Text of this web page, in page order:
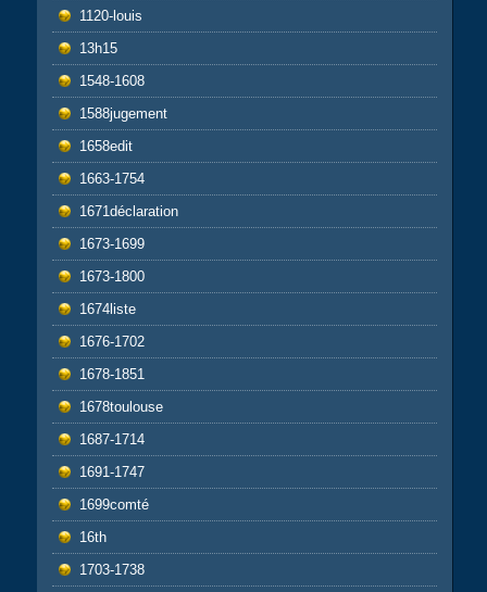
1120-louis
13h15
1548-1608
1588jugement
1658edit
1663-1754
1671déclaration
1673-1699
1673-1800
1674liste
1676-1702
1678-1851
1678toulouse
1687-1714
1691-1747
1699comté
16th
1703-1738